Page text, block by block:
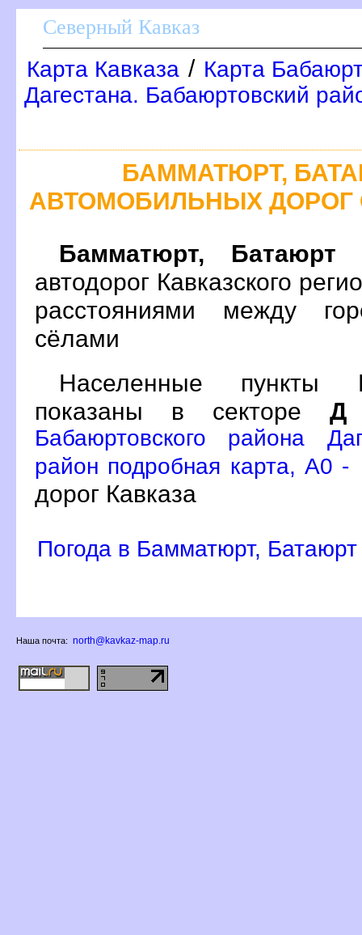
Северный Кавказ
Карта Кавказа / Карта
Дагестана. Бабаюртовский
БАММАТЮРТ,
АВТОМОБИЛЬНЫХ ДОРОГ
Бамматюрт, Батаюрт
автодорог Кавказского
расстояниями между
сёлами
Населенные пункты
показаны в секторе Д
Бабаюртовского района
район подробная карта, A0 -
дорог Кавказа
Погода в Бамматюрт, Батаюрт
Наша почта: north@kavkaz-map.ru